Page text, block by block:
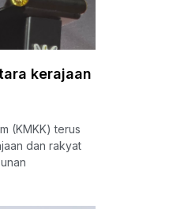
kerajaan
(KMKK) terus
dan rakyat